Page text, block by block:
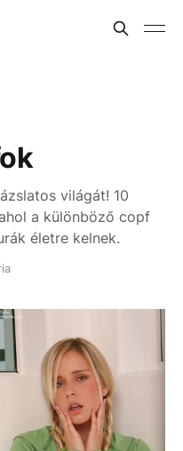
világát! 10
a különböző copf
életre kelnek.